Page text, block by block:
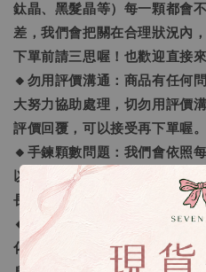
鈦晶、黑髮晶等）每一顆都會
差，我們會把關在合理狀況內
下單前請三思喔！也歡迎直接來
🔸勿用評價溝通：商品有任何
大努力協助處理，切勿用評價
評價回覆，可以接受再下單喔。
🔸手鍊顆數問題：我們會依照
以長度不同每一條的水晶數量
長度。
🔸客製化之範圍：我們提供的
化」及「量身需求的訂做」，